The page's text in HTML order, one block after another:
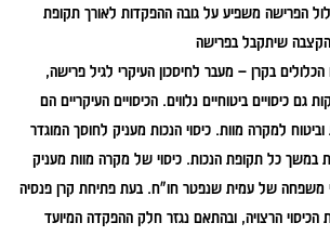
הפרישה משפיע על גובה ההפקדות לאורך תקופת
הקצבה שיתקבל בפרישה
הכלולים בקרן – מעבר לחיסכון העיקרי לגיל פרישה,
גם כיסויים ביטוחיים נלווים. הכיסויים העיקריים הם
למקרה מוות. כיסוי הנכות מעניק לחוסך המוגדר
במשך כל תקופת הנכות. כיסוי של מקרה מוות מעניק
משפחה של עמית שנפטר חו"ח. בעת פתיחת קרן פנסיה
הכיסוי הרצויה, ובהתאם נגזר חלק ההפקדה המיועד